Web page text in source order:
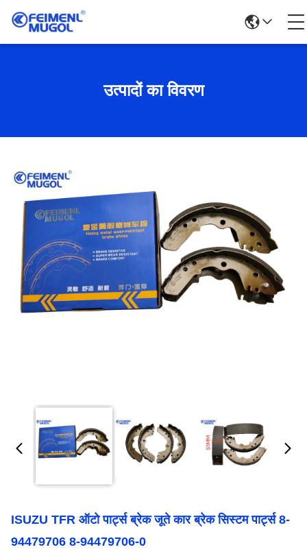
उत्पादों का विवरण
ISUZU TFR ऑटो पार्ट्स ब्रेक जूते कार ब्रेक सिस्टम पार्ट्स 8-
94479706 8-94479706-0